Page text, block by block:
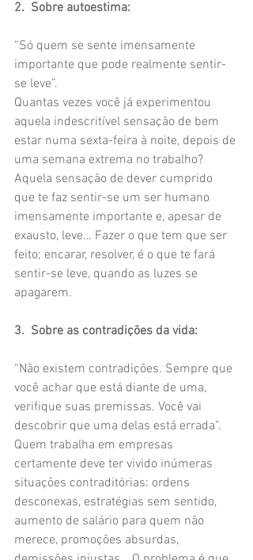
2.  Sobre autoestima:
“Só quem se sente imensamente
importante que pode realmente sentir-
se leve”.
Quantas vezes você já experimentou
aquela indescritível sensação de bem
estar numa sexta-feira à noite, depois de
uma semana extrema no trabalho?
Aquela sensação de dever cumprido
que te faz sentir-se um ser humano
imensamente importante e, apesar de
exausto, leve… Fazer o que tem que ser
feito; encarar, resolver, é o que te fará
sentir-se leve, quando as luzes se
apagarem.
3.  Sobre as contradições da vida:
“Não existem contradições. Sempre que
você achar que está diante de uma,
verifique suas premissas. Você vai
descobrir que uma delas está errada”.
Quem trabalha em empresas
certamente deve ter vivido inúmeras
situações contraditórias: ordens
desconexas, estratégias sem sentido,
aumento de salário para quem não
merece, promoções absurdas,